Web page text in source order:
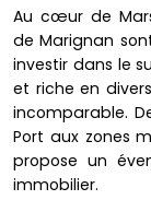
Au cœur de
de Marignan
investir dans le
et riche en
incomparable.
Port aux zones
propose un
immobilier.